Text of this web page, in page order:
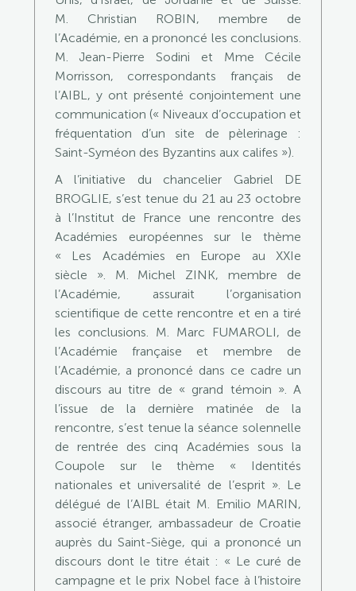
M. Christian ROBIN, membre de
l’Académie, en a prononcé les conclusions.
M. Jean-Pierre Sodini et Mme Cécile
Morrisson, correspondants français de
l’AIBL, y ont présenté conjointement une
communication (« Niveaux d’occupation et
fréquentation d’un site de pèlerinage :
Saint-Syméon des Byzantins aux califes »).
A l’initiative du chancelier Gabriel DE
BROGLIE, s’est tenue du 21 au 23 octobre
à l’Institut de France une rencontre des
Académies européennes sur le thème
« Les Académies en Europe au XXIe
siècle ». M. Michel ZINK, membre de
l’Académie, assurait l’organisation
scientifique de cette rencontre et en a tiré
les conclusions. M. Marc FUMAROLI, de
l’Académie française et membre de
l’Académie, a prononcé dans ce cadre un
discours au titre de « grand témoin ». A
l’issue de la dernière matinée de la
rencontre, s’est tenue la séance solennelle
de rentrée des cinq Académies sous la
Coupole sur le thème « Identités
nationales et universalité de l’esprit ». Le
délégué de l’AIBL était M. Emilio MARIN,
associé étranger, ambassadeur de Croatie
auprès du Saint-Siège, qui a prononcé un
discours dont le titre était : « Le curé de
campagne et le prix Nobel face à l’histoire